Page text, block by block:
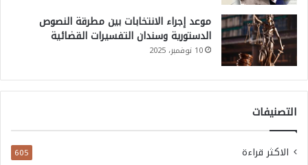
موعد إجراء الانتخابات بين مطرقة النصوص
الدستورية وسندان التفسيرات القضائية
10 نوفمبر، 2025
التصنيفات
الاكثر قراءة 605